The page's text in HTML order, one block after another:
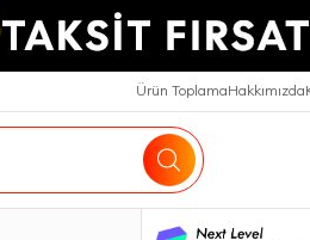
Ürün ToplamaHakkımızda